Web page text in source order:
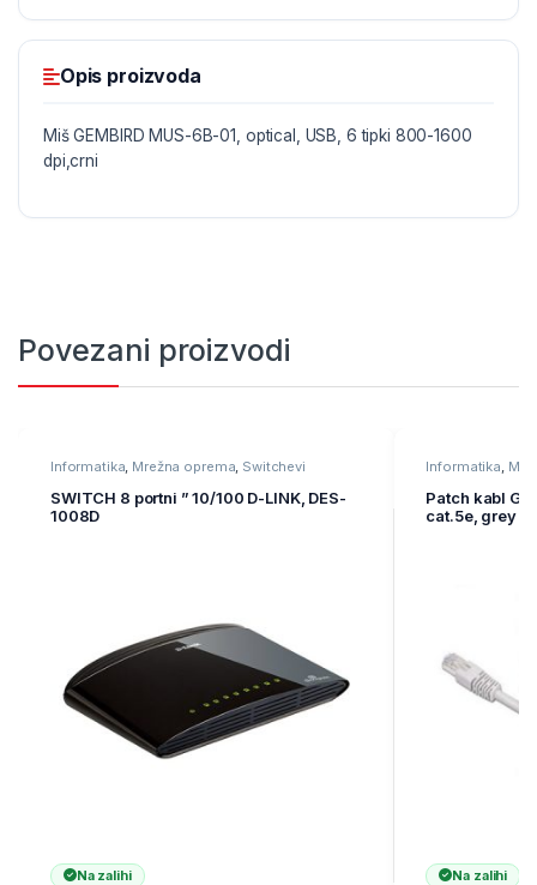
Opis proizvoda
Miš GEMBIRD MUS-6B-01, optical, USB, 6 tipki 800-1600
dpi,crni
Povezani proizvodi
Informatika, Mrežna oprema, Switchevi
SWITCH 8 portni ” 10/100 D-LINK, DES-
1008D
Na zalihi
Informatika,
Patch kabl
cat.5e, grey
Na zalihi